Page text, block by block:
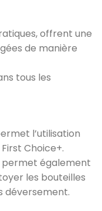
offrent une
de manière
tous les
l’utilisation
Choice+.
permet également
les bouteilles
déversement.